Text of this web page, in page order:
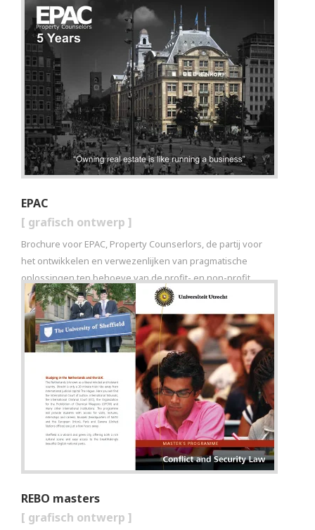
EPAC
[ grafisch ontwerp ]
Brochure voor EPAC, Property Counserlors, de partij voor
het ontwikkelen en verwezenlijken van pragmatische
oplossingen ten behoeve van de profit- en non-profit
sector en de vastgoedmarkt.
REBO masters
[ grafisch ontwerp ]